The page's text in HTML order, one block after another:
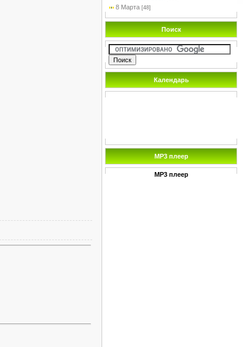
8 Марта [48]
Поиск
Календарь
MP3 плеер
MP3 плеер